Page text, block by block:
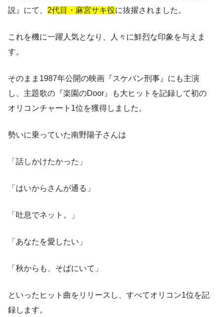
説』にて、 2代目・麻宮サキ役に抜擢されました。
これを機に一躍人気となり、人々に鮮烈な印象を与えま
す。
そのまま1987年公開の映画『スケバン刑事』にも主演
し、主題歌の『楽園のDoor』も大ヒットを記録して初の
オリコンチャート1位を獲得しました。
勢いに乗っていた南野陽子さんは
「話しかけたかった」
「はいからさんが通る」
「吐息でネット。」
「あなたを愛したい」
「秋からも、そばにいて」
といったヒット曲をリリースし、すべてオリコン1位を記
録します。